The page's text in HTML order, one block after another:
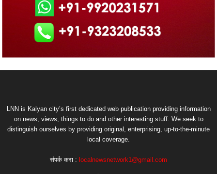
LNN is Kalyan city’s first dedicated web publication providing information
on news, views, things to do and other interesting stuff. We seek to
distinguish ourselves by providing original, enterprising, up-to-the-minute
local coverage.
संपर्क करा : localnewsnetwork1@gmail.com